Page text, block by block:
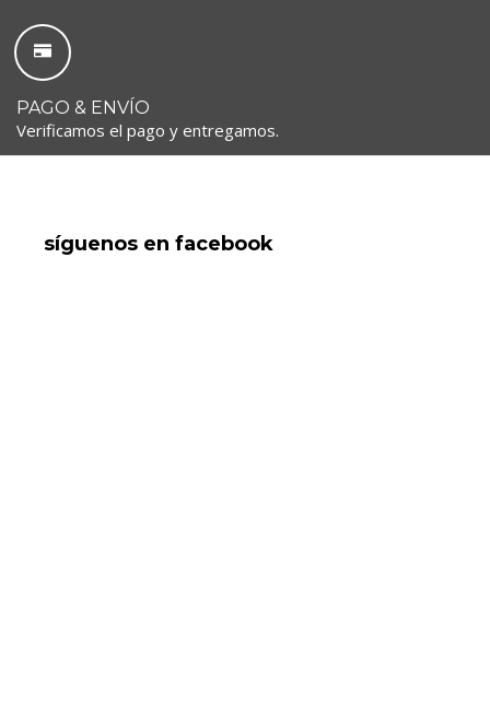
PAGO & ENVÍO
Verificamos el pago y entregamos.
síguenos en facebook